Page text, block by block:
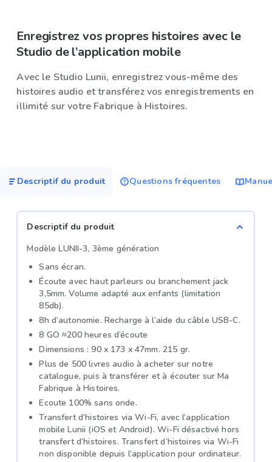
Enregistrez vos propres histoires avec le
Studio de l’application mobile
Avec le Studio Lunii, enregistrez vous-même des
histoires audio et transférez vos enregistrements en
illimité sur votre Fabrique à Histoires.
Descriptif du produit Questions fréquentes
Descriptif du produit
Modèle LUNII-3, 3ème génération
Sans écran.
Écoute avec haut parleurs ou branchement jack
3,5mm. Volume adapté aux enfants (limitation
85db).
8h d’autonomie. Recharge à l’aide du câble USB-C.
8 GO ≈200 heures d’écoute
Dimensions : 90 x 173 x 47mm. 215 gr.
Plus de 500 livres audio à acheter sur notre
catalogue, puis à transférer et à écouter sur Ma
Fabrique à Histoires.
Ecoute 100% sans onde.
Transfert d’histoires via Wi-Fi, avec l’application
mobile Lunii (iOS et Android). Wi-Fi désactivé hors
transfert d’histoires. Transfert d’histoires via Wi-Fi
non disponible depuis l’application pour ordinateur.